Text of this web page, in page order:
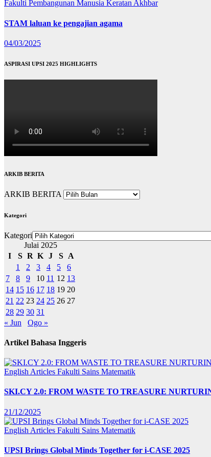
Fakulti Pembangunan Manusia Keratan Akhbar
STAM laluan ke pengajian agama
04/03/2025
ASPIRASI UPSI 2025 HIGHLIGHTS
ARKIB BERITA
ARKIB BERITA
Kategori
Kategori
Julai 2025
I
S R K J S
A
1
2 3 4 5
6
7
8 9 10 11 12 13
14 15 16 17 18 19 20
21 22 23 24 25 26 27
28 29 30 31
« Jun
Ogo »
Artikel Bahasa Inggeris
English Articles Fakulti Sains Matematik
SKI.CY 2.0: FROM WASTE TO TREASURE
21/12/2025
English Articles Fakulti Sains Matematik
UPSI Brings Global Minds Together for i-CASE 2025